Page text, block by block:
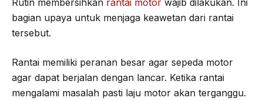
bagian upaya untuk menjaga keawetan dari rantai
tersebut.
Rantai memiliki peranan besar agar sepeda motor
agar dapat berjalan dengan lancar. Ketika rantai
mengalami masalah pasti laju motor akan terganggu.